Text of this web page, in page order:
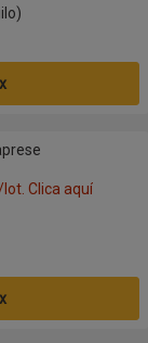
lot. Clica aquí